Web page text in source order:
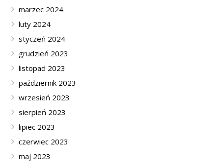
marzec 2024
luty 2024
styczeń 2024
grudzień 2023
listopad 2023
październik 2023
wrzesień 2023
sierpień 2023
lipiec 2023
czerwiec 2023
maj 2023